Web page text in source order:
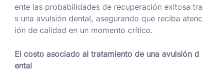
ente las probabilidades de recuperación exitosa tra
s una avulsión dental, asegurando que reciba atenc
ión de calidad en un momento crítico.
El costo asociado al tratamiento de una avulsión d
ental